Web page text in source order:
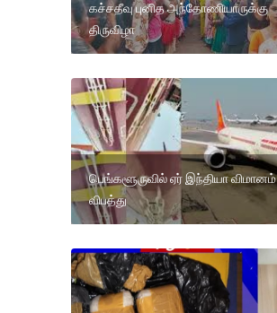
கச்சதீவு புனித அந்தோணியாருக்கு
திருவிழா
பெங்களூருவில் ஏர் இந்தியா விமானம்
விபத்து